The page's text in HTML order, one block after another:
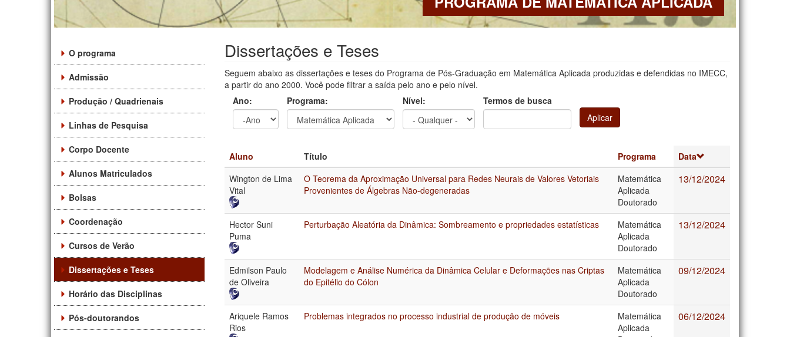
O programa
Admissão
Produção / Quadrienais
Linhas de Pesquisa
Corpo Docente
Alunos Matriculados
Bolsas
Coordenação
Cursos de Verão
Dissertações e Teses
Horário das Disciplinas
Pós-doutorandos
Dissertações e Teses
Seguem abaixo as dissertações e teses do Programa de Pós-Graduação em Matemática Aplicada produzidas e defendidas no IMECC,
a partir do ano 2000. Você pode filtrar a saída pelo ano e pelo nível.
Ano:
Programa: Nível:
Termos de busca
Aplicar
Aluno Título Programa
Data
Wington de Lima
Vital
O Teorema da Aproximação Universal para Redes Neurais de Valores Vetoriais
Provenientes de Álgebras Não-degeneradas
Matemática
Aplicada
Doutorado
13/12/2024
Hector Suni
Puma
Perturbação Aleatória da Dinâmica: Sombreamento e propriedades estatísticas
Matemática
Aplicada
Doutorado
13/12/2024
Edmilson Paulo
de Oliveira
Modelagem e Análise Numérica da Dinâmica Celular e Deformações nas Criptas
do Epitélio do Cólon
Matemática
Aplicada
Doutorado
09/12/2024
Ariquele Ramos
Rios
Problemas integrados no processo industrial de produção de móveis
Matemática
Aplicada
06/12/2024